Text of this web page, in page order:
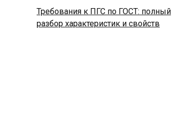
Требования к ПГС по ГОСТ: полный
разбор характеристик и свойств